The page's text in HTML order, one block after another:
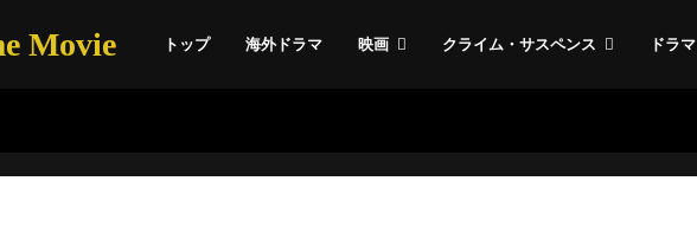
トップ 海外ドラマ 映画 クライム・サスペンス ドラマ